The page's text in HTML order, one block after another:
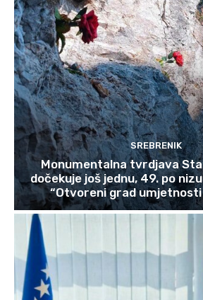
SREBRENIK
Monumentalna tvrdjava
dočekuje još jednu, 49. po
“Otvoreni grad umjetnosti